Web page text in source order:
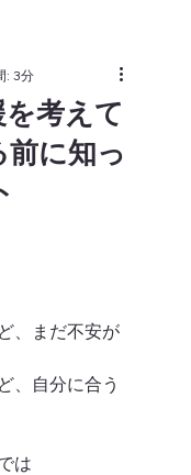
考えて
に知っ
: 3分
、まだ不安が
、自分に合う
は